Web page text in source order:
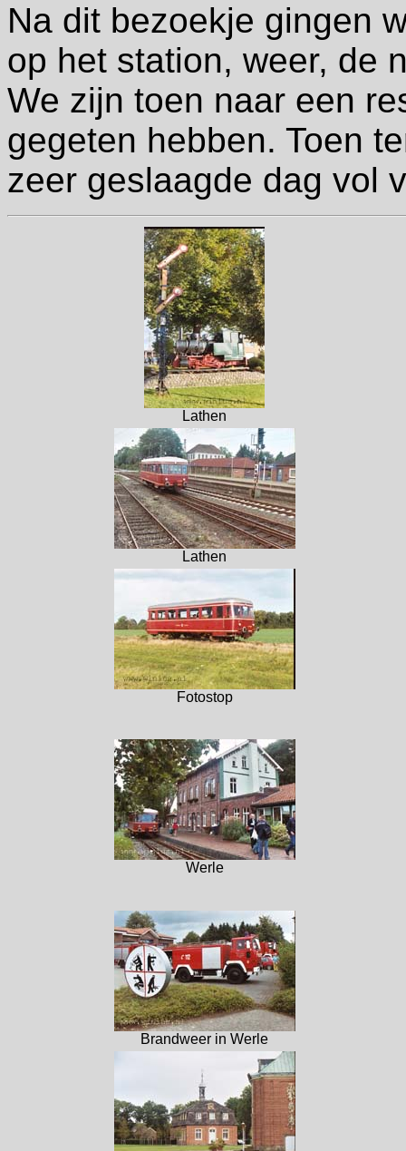
Na dit bezoekje gingen
op het station, weer, de
We zijn toen naar een
gegeten hebben. Toen
zeer geslaagde dag vol
Lathen
Lathen
Fotostop
Werle
Brandweer in Werle